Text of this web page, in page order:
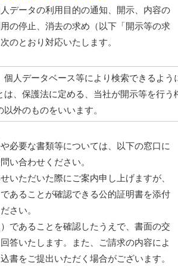
データの利用目的の通知、開示、内容の
の停止、消去の求め（以下「開示等の求
のとおり対応いたします。
人データベース等により検索できるよう
、保護法に定める、当社が開示等を行う
外のものをいいます。
必要な書類等については、以下の窓口に
い合わせください。
いただいた際にご案内申し上げますが、
あることが確認できる公的証明書を添付
さい。
であることを確認したうえで、書面の交
答いたします。また、ご請求の内容によ
書をご提出いただく場合がございます。